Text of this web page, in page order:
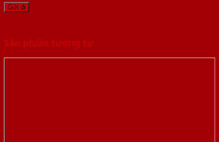
Sản phẩm tương tự